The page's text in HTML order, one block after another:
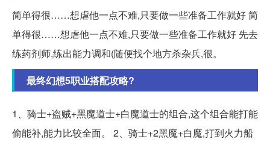
简单得很……想虐他一点不难,只要做一些准备工作就好 简
单得很……想虐他一点不难,只要做一些准备工作就好 先去
练药剂师,练出能力调和(随便找个地方杀杂兵,很。
最终幻想5职业搭配攻略?
1、骑士+盗贼+黑魔道士+白魔道士的组合,这个组合能打能
偷能补,能力比较全面。 2、骑士+2黑魔+白魔,打到火力船